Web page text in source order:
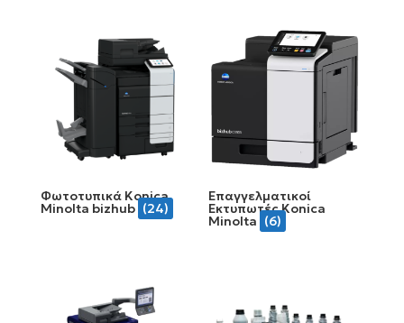
Φωτοτυπικά Konica
Minolta bizhub (24)
Επαγγελματικοί
Εκτυπωτές Konica
Minolta (6)